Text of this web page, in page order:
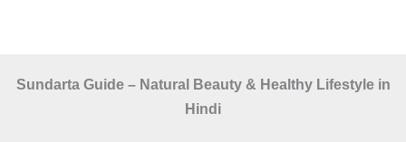
Sundarta Guide – Natural Beauty & Healthy Lifestyle in
Hindi